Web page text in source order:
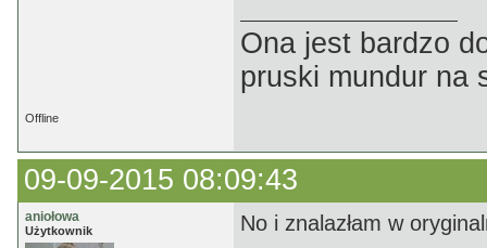
Ona jest bardzo
pruski mundur na
Offline
09-09-2015 08:09:43
aniołowa
Użytkownik No i znalazłam w